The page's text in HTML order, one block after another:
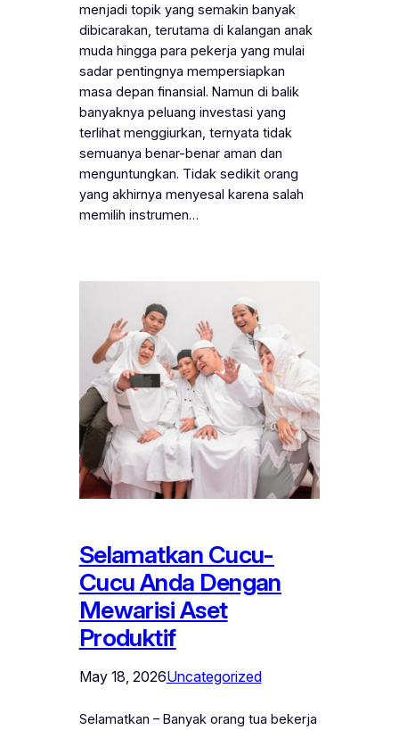
menjadi topik yang semakin banyak
dibicarakan, terutama di kalangan anak
muda hingga para pekerja yang mulai
sadar pentingnya mempersiapkan
masa depan finansial. Namun di balik
banyaknya peluang investasi yang
terlihat menggiurkan, ternyata tidak
semuanya benar-benar aman dan
menguntungkan. Tidak sedikit orang
yang akhirnya menyesal karena salah
memilih instrumen…
Selamatkan Cucu-
Cucu Anda Dengan
Mewarisi Aset
Produktif
May 18, 2026Uncategorized
Selamatkan – Banyak orang tua bekerja